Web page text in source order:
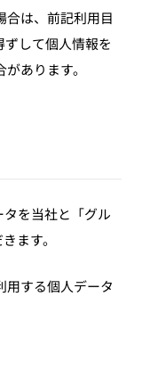
合は、前記利用目
して個人情報を
あります。
を当社と「グル
ます。
用する個人データ